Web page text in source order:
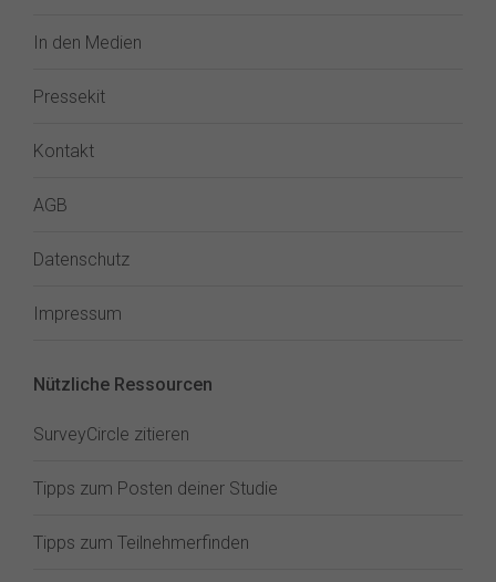
In den Medien
Pressekit
Kontakt
AGB
Datenschutz
Impressum
Nützliche Ressourcen
SurveyCircle zitieren
Tipps zum Posten deiner Studie
Tipps zum Teilnehmerfinden